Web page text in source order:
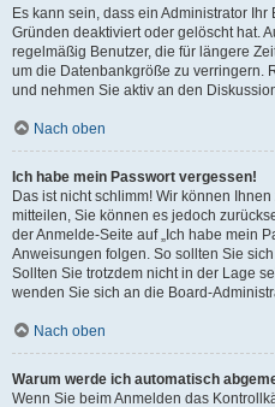
Es kann sein, dass ein Administrator
Gründen deaktiviert oder gelöscht hat.
regelmäßig Benutzer, die für längere
um die Datenbankgröße zu verringern.
und nehmen Sie aktiv an den
Nach oben
Ich habe mein Passwort vergessen!
Das ist nicht schlimm! Wir können
mitteilen, Sie können es jedoch
der Anmelde-Seite auf „Ich habe mein
Anweisungen folgen. So sollten Sie
Sollten Sie trotzdem nicht in der Lage
wenden Sie sich an die Board-
Nach oben
Warum werde ich automatisch
Wenn Sie beim Anmelden das